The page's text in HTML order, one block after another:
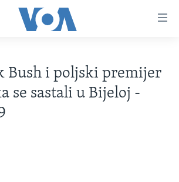
DRŽAVE
Bush i poljski premijer
se sastali u Bijeloj -